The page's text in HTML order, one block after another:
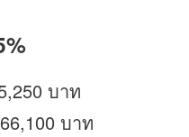
บาท
บาท